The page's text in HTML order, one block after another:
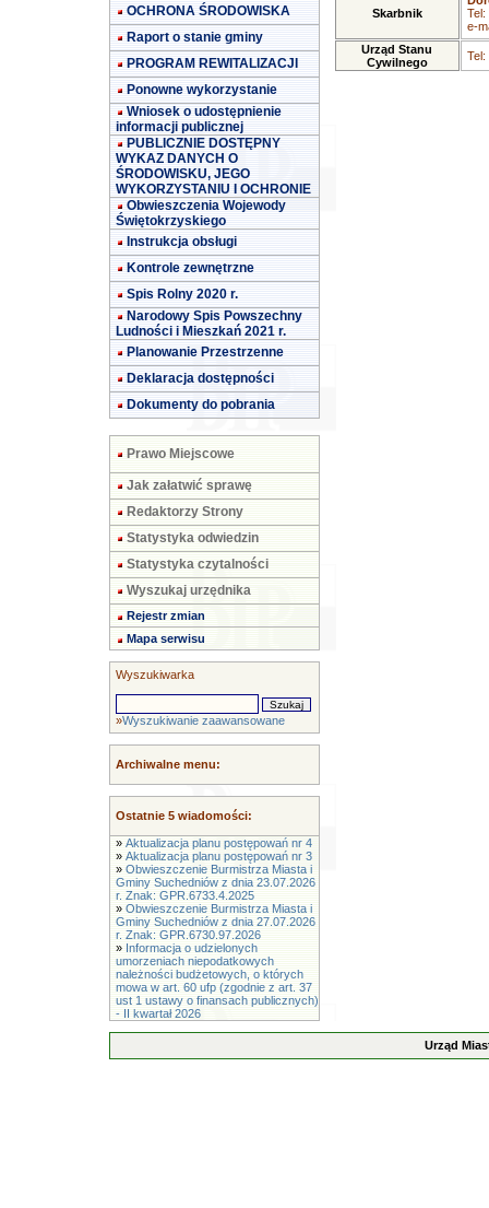
OCHRONA ŚRODOWISKA
Raport o stanie gminy
PROGRAM REWITALIZACJI
Ponowne wykorzystanie
Wniosek o udostępnienie
informacji publicznej
PUBLICZNIE DOSTĘPNY
WYKAZ DANYCH O
ŚRODOWISKU, JEGO
WYKORZYSTANIU I OCHRONIE
Obwieszczenia Wojewody
Świętokrzyskiego
Instrukcja obsługi
Kontrole zewnętrzne
Spis Rolny 2020 r.
Narodowy Spis Powszechny
Ludności i Mieszkań 2021 r.
Planowanie Przestrzenne
Deklaracja dostępności
Dokumenty do pobrania
Prawo Miejscowe
Jak załatwić sprawę
Redaktorzy Strony
Statystyka odwiedzin
Statystyka czytalności
Wyszukaj urzędnika
Rejestr zmian
Mapa serwisu
Wyszukiwarka
»Wyszukiwanie zaawansowane
Archiwalne menu:
Ostatnie 5 wiadomości:
» Aktualizacja planu postępowań nr 4
» Aktualizacja planu postępowań nr 3
» Obwieszczenie Burmistrza Miasta i
Gminy Suchedniów z dnia 23.07.2026
r. Znak: GPR.6733.4.2025
» Obwieszczenie Burmistrza Miasta i
Gminy Suchedniów z dnia 27.07.2026
r. Znak: GPR.6730.97.2026
» Informacja o udzielonych
umorzeniach niepodatkowych
należności budżetowych, o których
mowa w art. 60 ufp (zgodnie z art. 37
ust 1 ustawy o finansach publicznych)
- II kwartał 2026
Skarbnik
Tel:
e-
Urząd Stanu
Cywilnego
Tel:
Urząd